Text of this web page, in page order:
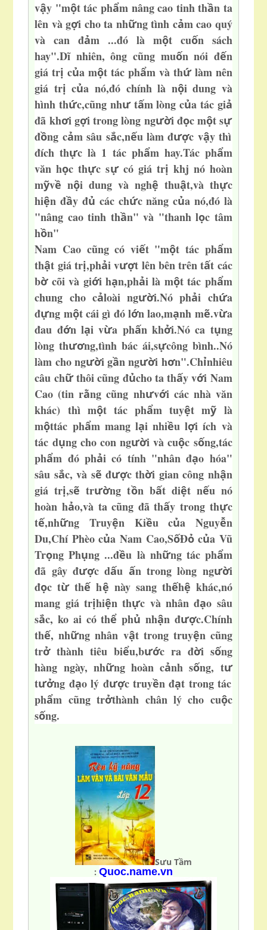
vậy "một tác phẩm nâng cao tinh thần ta
lên và gợi cho ta những tình cảm cao quý
và can đảm ...đó là một cuốn sách
hay".Dĩ nhiên, ông cũng muốn nói đến
giá trị của một tác phẩm và thứlàm nên
giá trị của nó,đó chính là nội dung và
hình thức,cũng nhưtấm lòng của tác giả
đã khơi gợi trong lòng người đọc một sự
đồng cảm sâu sắc,nếu làm được vậy thì
đích thực là 1 tác phẩm hay.Tác phẩm
văn học thực sựcó giá trị khj nó hoàn
mỹvề nội dung và nghệ thuật,và thực
hiện đầy đủ các chức năng của nó,đó là
"nâng cao tinh thần" và "thanh lọc tâm
hồn"
Nam Cao cũng có viết "một tác phẩm
thật giá trị,phải vượt lên bên trên tất các
bờcõi và giới hạn,phải là một tác phẩm
chung cho cảloài người.Nó phải chứa
đựng một cái gì đólớn lao,mạnh mẽ.vừa
đau đớn lại vừa phấn khởi.Nó ca tụng
lòng thương,tình bác ái,sựcông bình..Nó
làm cho người gần người hơn".Chỉnhiêu
câu chữthôi cũng đủcho ta thấy với Nam
Cao (tin rằng cũng nhưvới các nhà văn
khác) thì một tác phẩm tuyệt mỹ là
mộttác phẩm mang lại nhiều lợi ích và
tác dụng cho con người và cuộc sống,tác
phẩm đó phải có tính "nhân đạo hóa"
sâu sắc, và sẽ được thời gian công nhận
giá trị,sẽ trường tồn bất diệt nếu nó
hoàn hảo,và ta cũng đã thấy trong thực
tế,những Truyện Kiều của Nguyễn
Du,Chí Phèo của Nam Cao,SốĐỏcủa Vũ
Trọng Phụng ...đều là những tác phẩm
đã gây được dấu ấn trong lòng người
đọc từthế hệ này sang thếhệ khác,nó
mang giá trịhiện thực và nhân đạo sâu
sắc, ko ai có thể phủ nhận được.Chính
thế, những nhân vật trong truyện cũng
trởthành tiêu biểu,bước ra đời sống
hàng ngày, những hoàn cảnh sống, tư
tưởng đạo lý được truyền đạt trong tác
phẩm cũng trởthành chân lý cho cuộc
sống.
Sưu Tầm
: Quoc.name.vn